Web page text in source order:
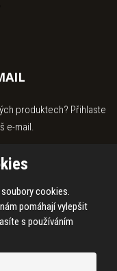
cookies.
pomáhají vylepšit
s používáním
produktech? Přihlaste
e-mail.
údajů.